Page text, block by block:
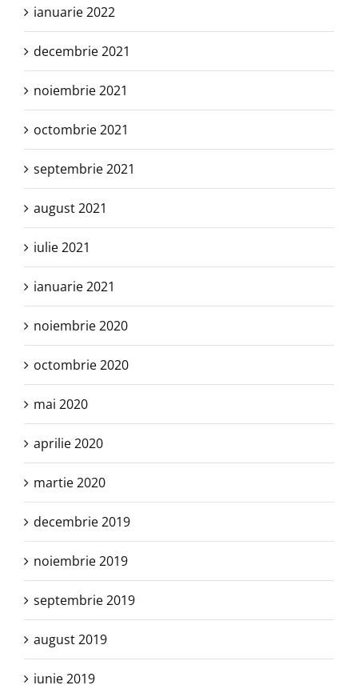
ianuarie 2022
decembrie 2021
noiembrie 2021
octombrie 2021
septembrie 2021
august 2021
iulie 2021
ianuarie 2021
noiembrie 2020
octombrie 2020
mai 2020
aprilie 2020
martie 2020
decembrie 2019
noiembrie 2019
septembrie 2019
august 2019
iunie 2019